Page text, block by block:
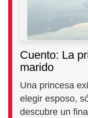
Cuento: La
marido
Una princesa
elegir esposo,
descubre un